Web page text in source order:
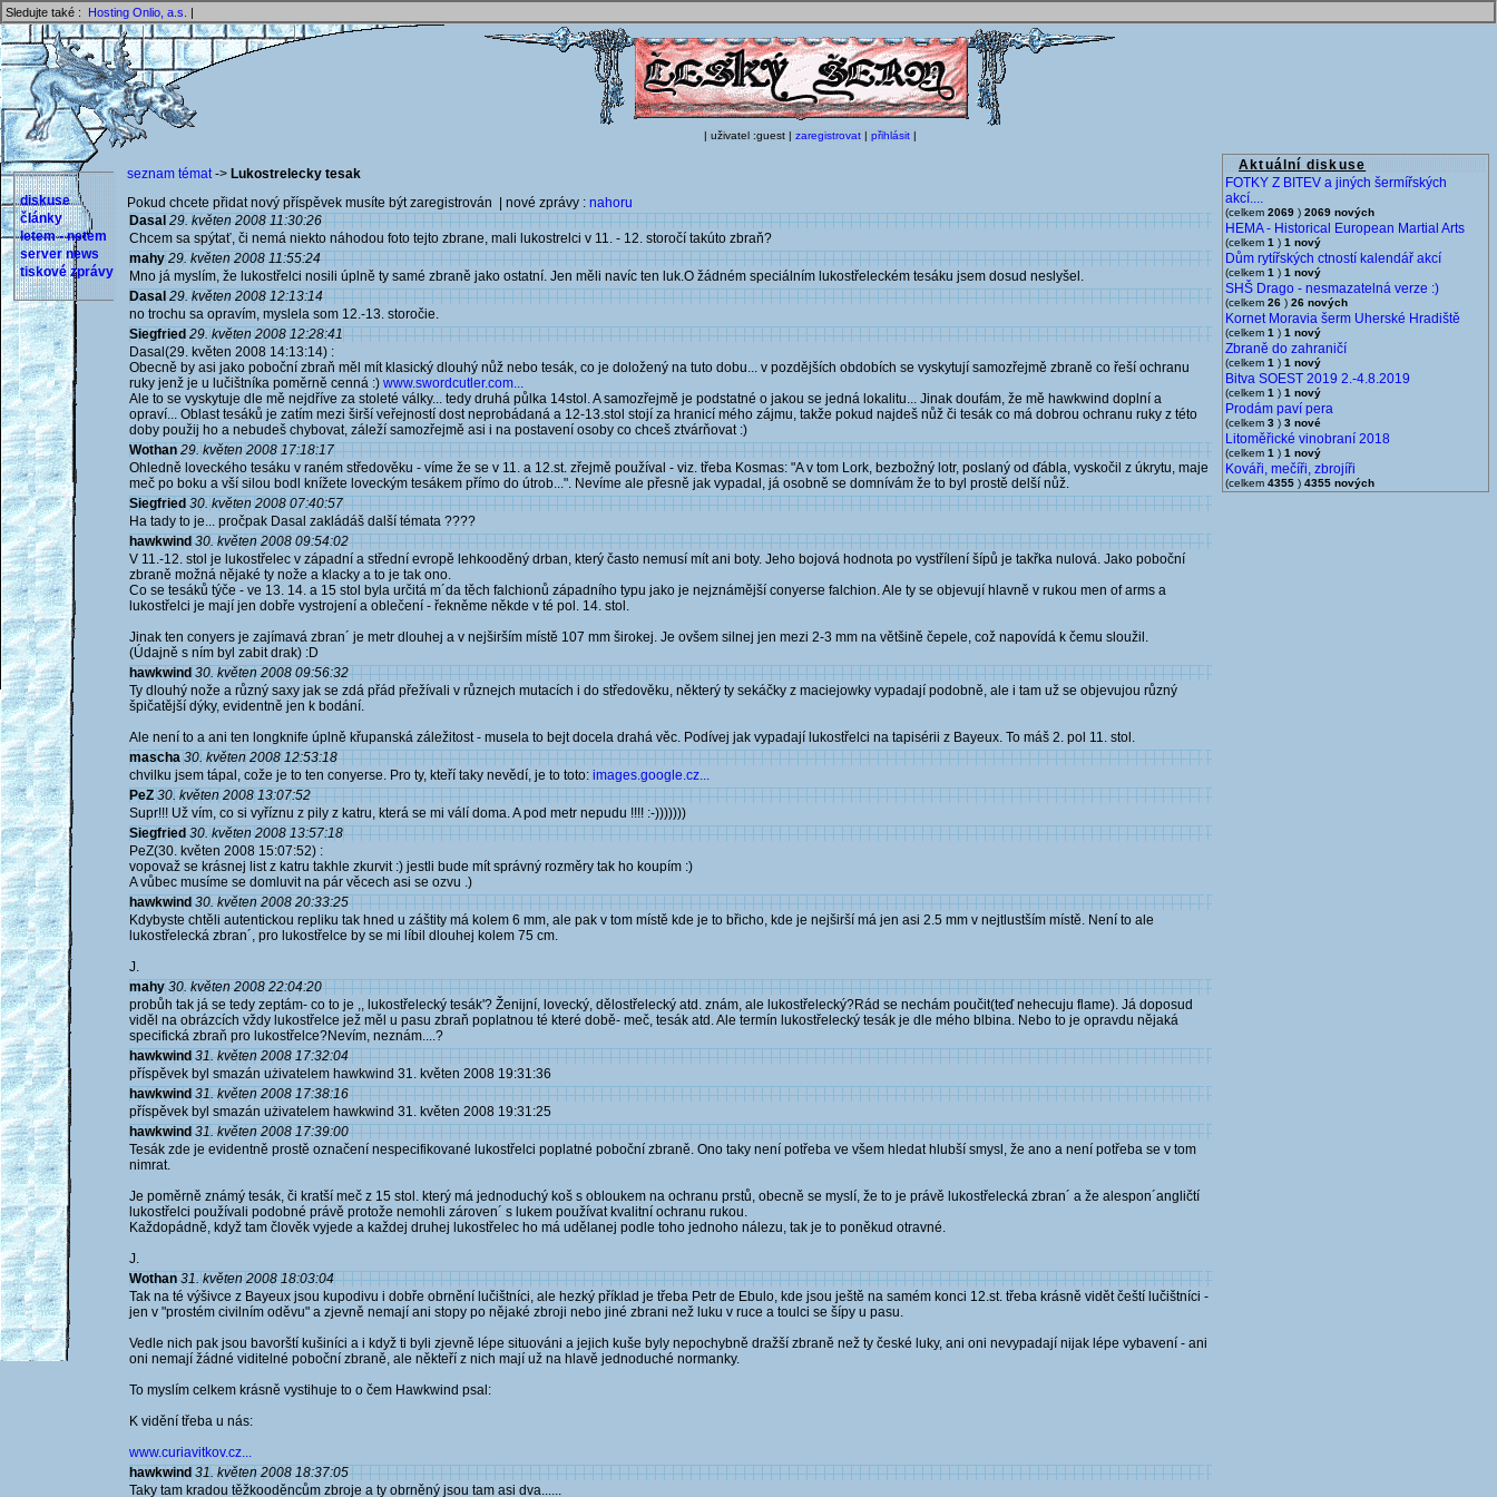
Sledujte také : Hosting Onlio, a.s. |
| uživatel :guest | zaregistrovat | přihlásit |
Aktuální diskuse
FOTKY Z BITEV a jiných šermířských
akcí....
(celkem 2069 ) 2069 nových
HEMA - Historical European Martial Arts
(celkem 1 ) 1 nový
Dům rytířských ctností kalendář akcí
(celkem 1 ) 1 nový
SHŠ Drago - nesmazatelná verze :)
(celkem 26 ) 26 nových
Kornet Moravia šerm Uherské Hradiště
(celkem 1 ) 1 nový
Zbraně do zahraničí
(celkem 1 ) 1 nový
Bitva SOEST 2019 2.-4.8.2019
(celkem 1 ) 1 nový
Prodám paví pera
(celkem 3 ) 3 nové
Litoměřické vinobraní 2018
(celkem 1 ) 1 nový
Kováři, mečíři, zbrojíři
(celkem 4355 ) 4355 nových
diskuse
články
letem - netem
server news
tiskové zprávy
seznam témat-> Lukostrelecky tesak
Pokud chcete přidat nový příspěvek musíte být zaregistrován | nové zprávy : nahoru
Dasal 29. květen 2008 11:30:26
Chcem sa spýtať, či nemá niekto náhodou foto tejto zbrane, mali lukostrelci v 11. - 12. storočí takúto zbraň?
mahy 29. květen 2008 11:55:24
Mno já myslím, že lukostřelci nosili úplně ty samé zbraně jako ostatní. Jen měli navíc ten luk.O žádném speciálním lukostřeleckém tesáku jsem dosud neslyšel.
Dasal 29. květen 2008 12:13:14
no trochu sa opravím, myslela som 12.-13. storočie.
Siegfried 29. květen 2008 12:28:41
Dasal(29. květen 2008 14:13:14) :
Obecně by asi jako poboční zbraň měl mít klasický dlouhý nůž nebo tesák, co je doložený na tuto dobu... v pozdějších obdobích se vyskytují samozřejmě zbraně co řeší ochranu
ruky jenž je u lučištníka poměrně cenná :) www.swordcutler.com...
Ale to se vyskytuje dle mě nejdříve za stoleté války... tedy druhá půlka 14stol. A samozřejmě je podstatné o jakou se jedná lokalitu... Jinak doufám, že mě hawkwind doplní a
opraví... Oblast tesáků je zatím mezi širší veřejností dost neprobádaná a 12-13.stol stojí za hranicí mého zájmu, takže pokud najdeš nůž či tesák co má dobrou ochranu ruky z této
doby použij ho a nebudeš chybovat, záleží samozřejmě asi i na postavení osoby co chceš ztvárňovat :)
Wothan 29. květen 2008 17:18:17
Ohledně loveckého tesáku v raném středověku - víme že se v 11. a 12.st. zřejmě používal - viz. třeba Kosmas: "A v tom Lork, bezbožný lotr, poslaný od ďábla, vyskočil z úkrytu, maje
meč po boku a vší silou bodl knížete loveckým tesákem přímo do útrob...". Nevíme ale přesně jak vypadal, já osobně se domnívám že to byl prostě delší nůž.
Siegfried 30. květen 2008 07:40:57
Ha tady to je... pročpak Dasal zakládáš další témata ????
hawkwind 30. květen 2008 09:54:02
V 11.-12. stol je lukostřelec v západní a střední evropě lehkooděný drban, který často nemusí mít ani boty. Jeho bojová hodnota po vystřílení šípů je takřka nulová. Jako poboční
zbraně možná nějaké ty nože a klacky a to je tak ono.
Co se tesáků týče - ve 13. 14. a 15 stol byla určitá m´da těch falchionů západního typu jako je nejznámější conyerse falchion. Ale ty se objevují hlavně v rukou men of arms a
lukostřelci je mají jen dobře vystrojení a oblečení - řekněme někde v té pol. 14. stol.
Jinak ten conyers je zajímavá zbran´ je metr dlouhej a v nejširším místě 107 mm širokej. Je ovšem silnej jen mezi 2-3 mm na většině čepele, což napovídá k čemu sloužil.
(Údajně s ním byl zabit drak) :D
hawkwind 30. květen 2008 09:56:32
Ty dlouhý nože a různý saxy jak se zdá přád přežívali v různejch mutacích i do středověku, některý ty sekáčky z maciejowky vypadají podobně, ale i tam už se objevujou různý
špičatější dýky, evidentně jen k bodání.
Ale není to a ani ten longknife úplně křupanská záležitost - musela to bejt docela drahá věc. Podívej jak vypadají lukostřelci na tapisérii z Bayeux. To máš 2. pol 11. stol.
mascha 30. květen 2008 12:53:18
chvilku jsem tápal, cože je to ten conyerse. Pro ty, kteří taky nevědí, je to toto: images.google.cz...
PeZ 30. květen 2008 13:07:52
Supr!!! Už vím, co si vyříznu z pily z katru, která se mi válí doma. A pod metr nepudu !!!! :-)))))))
Siegfried 30. květen 2008 13:57:18
PeZ(30. květen 2008 15:07:52) :
vopovaž se krásnej list z katru takhle zkurvit :) jestli bude mít správný rozměry tak ho koupím :)
A vůbec musíme se domluvit na pár věcech asi se ozvu .)
hawkwind 30. květen 2008 20:33:25
Kdybyste chtěli autentickou repliku tak hned u záštity má kolem 6 mm, ale pak v tom místě kde je to břicho, kde je nejširší má jen asi 2.5 mm v nejtlustším místě. Není to ale
lukostřelecká zbran´, pro lukostřelce by se mi líbil dlouhej kolem 75 cm.
J.
mahy 30. květen 2008 22:04:20
probůh tak já se tedy zeptám- co to je ,, lukostřelecký tesák'? Ženijní, lovecký, dělostřelecký atd. znám, ale lukostřelecký?Rád se nechám poučit(teď nehecuju flame). Já doposud
viděl na obrázcích vždy lukostřelce jež měl u pasu zbraň poplatnou té které době- meč, tesák atd. Ale termín lukostřelecký tesák je dle mého blbina. Nebo to je opravdu nějaká
specifická zbraň pro lukostřelce?Nevím, neznám....?
hawkwind 31. květen 2008 17:32:04
příspěvek byl smazán użivatelem hawkwind 31. květen 2008 19:31:36
hawkwind 31. květen 2008 17:38:16
příspěvek byl smazán użivatelem hawkwind 31. květen 2008 19:31:25
hawkwind 31. květen 2008 17:39:00
Tesák zde je evidentně prostě označení nespecifikované lukostřelci poplatné poboční zbraně. Ono taky není potřeba ve všem hledat hlubší smysl, že ano a není potřeba se v tom
nimrat.
Je poměrně známý tesák, či kratší meč z 15 stol. který má jednoduchý koš s obloukem na ochranu prstů, obecně se myslí, že to je právě lukostřelecká zbran´ a že alespon´angličtí
lukostřelci používali podobné právě protože nemohli zároven´ s lukem používat kvalitní ochranu rukou.
Každopádně, když tam člověk vyjede a každej druhej lukostřelec ho má udělanej podle toho jednoho nálezu, tak je to poněkud otravné.
J.
Wothan 31. květen 2008 18:03:04
Tak na té výšivce z Bayeux jsou kupodivu i dobře obrnění lučištníci, ale hezký příklad je třeba Petr de Ebulo, kde jsou ještě na samém konci 12.st. třeba krásně vidět čeští lučištníci -
jen v "prostém civilním oděvu" a zjevně nemají ani stopy po nějaké zbroji nebo jiné zbrani než luku v ruce a toulci se šípy u pasu.
Vedle nich pak jsou bavorští kušiníci a i když ti byli zjevně lépe situováni a jejich kuše byly nepochybně dražší zbraně než ty české luky, ani oni nevypadají nijak lépe vybavení - ani
oni nemají žádné viditelné poboční zbraně, ale někteří z nich mají už na hlavě jednoduché normanky.
To myslím celkem krásně vystihuje to o čem Hawkwind psal:
K vidění třeba u nás:
www.curiavitkov.cz...
hawkwind 31. květen 2008 18:37:05
Taky tam kradou těžkooděncům zbroje a ty obrněný jsou tam asi dva......